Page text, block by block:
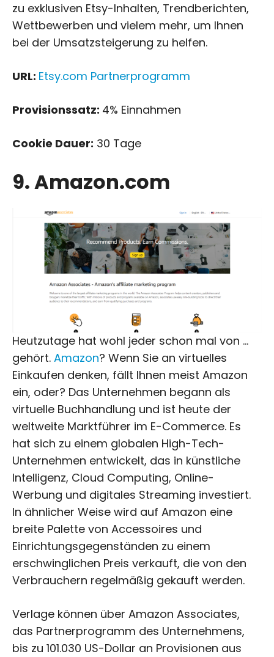
zu exklusiven Etsy-Inhalten, Trendberichten,
Wettbewerben und vielem mehr, um Ihnen
bei der Umsatzsteigerung zu helfen.
URL: Etsy.com Partnerprogramm
Provisionssatz: 4% Einnahmen
Cookie Dauer: 30 Tage
9. Amazon.com
Heutzutage hat wohl jeder schon mal von …
gehört. Amazon? Wenn Sie an virtuelles
Einkaufen denken, fällt Ihnen meist Amazon
ein, oder? Das Unternehmen begann als
virtuelle Buchhandlung und ist heute der
weltweite Marktführer im E-Commerce. Es
hat sich zu einem globalen High-Tech-
Unternehmen entwickelt, das in künstliche
Intelligenz, Cloud Computing, Online-
Werbung und digitales Streaming investiert.
In ähnlicher Weise wird auf Amazon eine
breite Palette von Accessoires und
Einrichtungsgegenständen zu einem
erschwinglichen Preis verkauft, die von den
Verbrauchern regelmäßig gekauft werden.
Verlage können über Amazon Associates,
das Partnerprogramm des Unternehmens,
bis zu 101.030 US-Dollar an Provisionen aus